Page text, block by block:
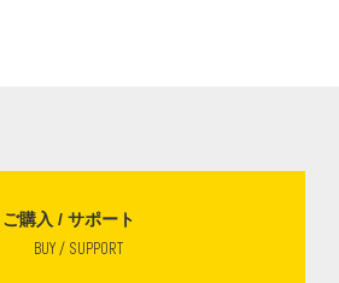
ご購入 / サポート
BUY / SUPPORT